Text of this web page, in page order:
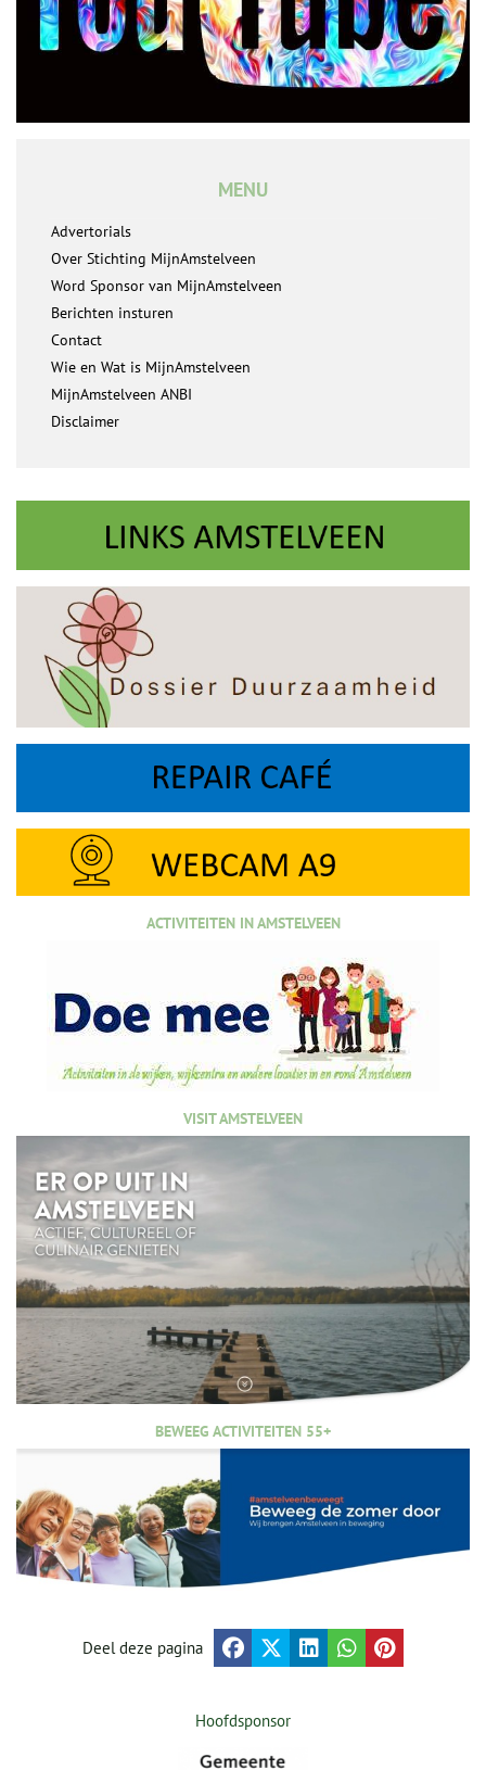
MENU
Advertorials
Over Stichting MijnAmstelveen
Word Sponsor van MijnAmstelveen
Berichten insturen
Contact
Wie en Wat is MijnAmstelveen
MijnAmstelveen ANBI
Disclaimer
ACTIVITEITEN IN AMSTELVEEN
VISIT AMSTELVEEN
BEWEEG ACTIVITEITEN 55+
Deel deze pagina
Hoofdsponsor